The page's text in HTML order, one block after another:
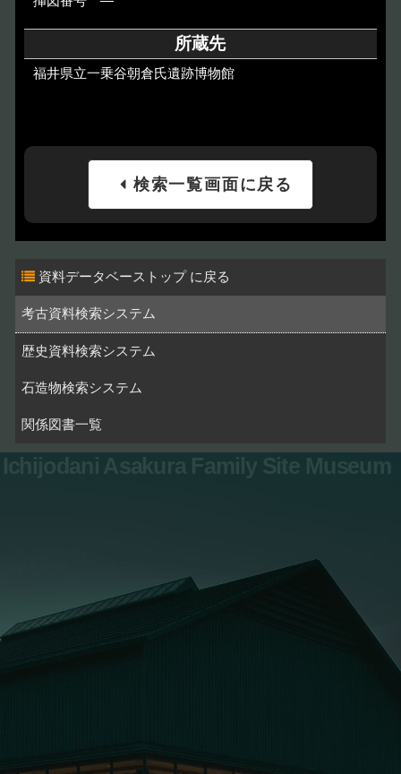
所蔵先
福井県立一乗谷朝倉氏遺跡博物館
検索一覧画面に戻る
資料データベーストップ
考古資料検索システム
歴史資料検索システム
石造物検索システム
関係図書一覧
Ichijodani Asakura Family Site Museum